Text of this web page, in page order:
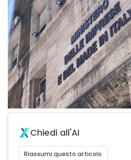
Chiedi all'AI
Riassumi questo articolo